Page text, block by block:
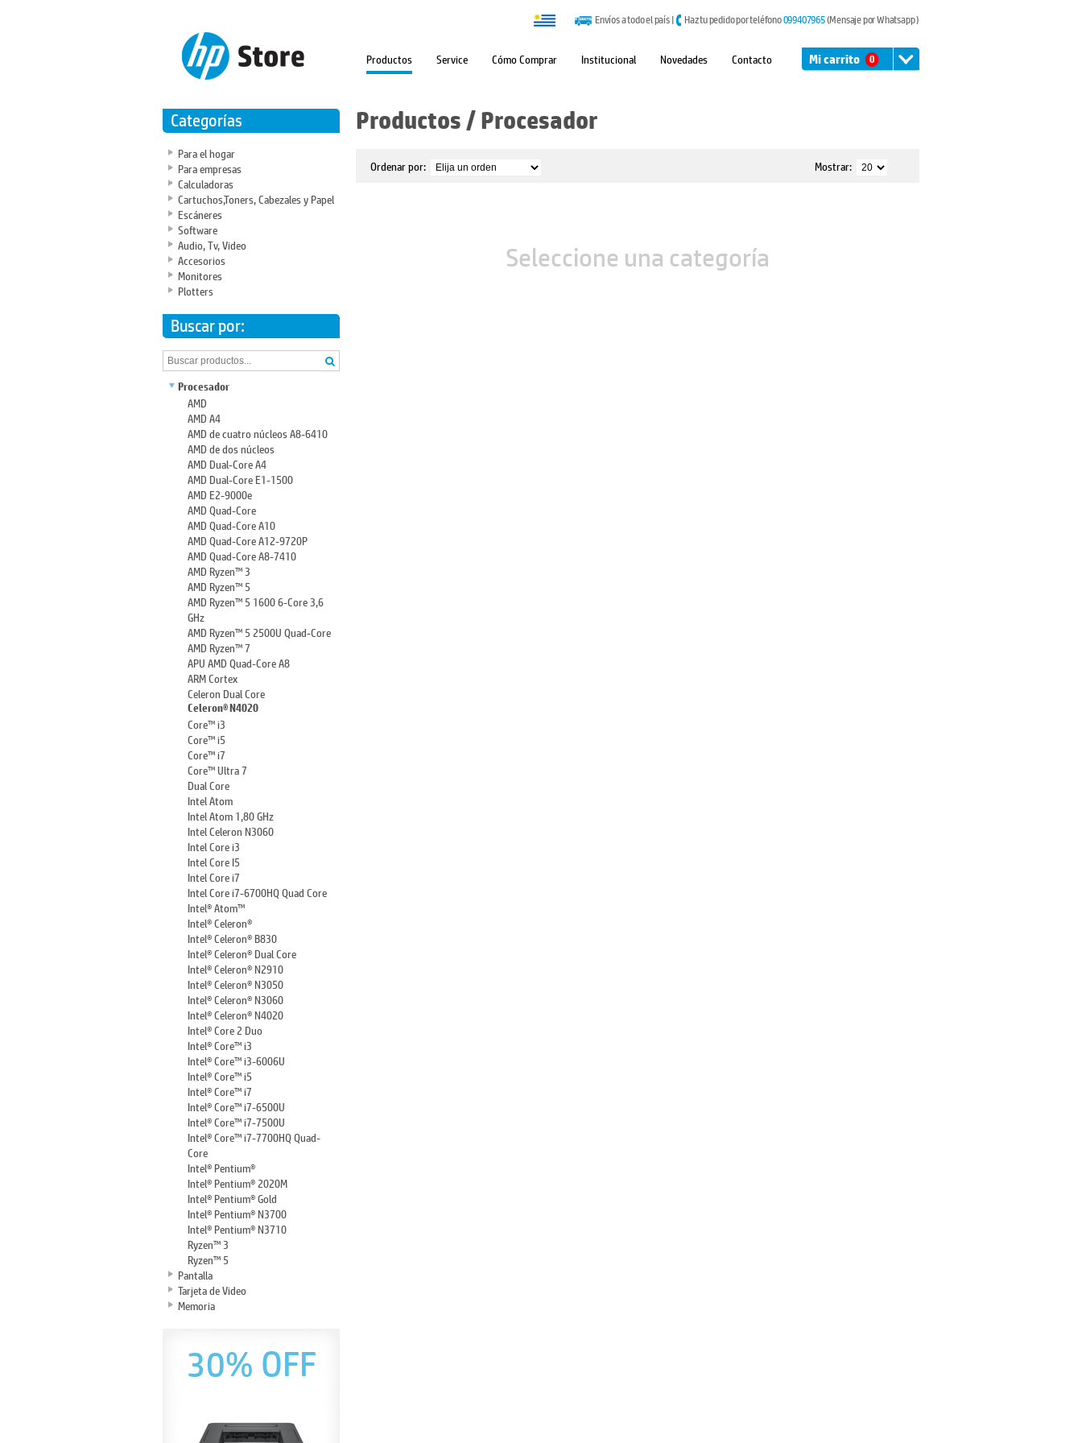
Envíos a todo el país| Haz tu pedido por teléfono099407965(Mensaje por Whatsapp )
Productos Service Cómo Comprar Institucional Novedades Contacto Mi carrito 0
Categorías
Para el hogar
Para empresas
Calculadoras
Cartuchos,Toners, Cabezales y Papel
Escáneres
Software
Audio, Tv, Video
Accesorios
Monitores
Plotters
Buscar por:
Procesador
AMD
AMD A4
AMD de cuatro núcleos A8-6410
AMD de dos núcleos
AMD Dual-Core A4
AMD Dual-Core E1-1500
AMD E2-9000e
AMD Quad-Core
AMD Quad-Core A10
AMD Quad-Core A12-9720P
AMD Quad-Core A8-7410
AMD Ryzen™ 3
AMD Ryzen™ 5
AMD Ryzen™ 5 1600 6-Core 3,6
GHz
AMD Ryzen™ 5 2500U Quad-Core
AMD Ryzen™ 7
APU AMD Quad-Core A8
ARM Cortex
Celeron Dual Core
Celeron® N4020
Core™ i3
Core™ i5
Core™ i7
Core™ Ultra 7
Dual Core
Intel Atom
Intel Atom 1,80 GHz
Intel Celeron N3060
Intel Core i3
Intel Core I5
Intel Core i7
Intel Core i7-6700HQ Quad Core
Intel® Atom™
Intel® Celeron®
Intel® Celeron® B830
Intel® Celeron® Dual Core
Intel® Celeron® N2910
Intel® Celeron® N3050
Intel® Celeron® N3060
Intel® Celeron® N4020
Intel® Core 2 Duo
Intel® Core™ i3
Intel® Core™ i3-6006U
Intel® Core™ i5
Intel® Core™ i7
Intel® Core™ i7-6500U
Intel® Core™ i7-7500U
Intel® Core™ i7-7700HQ Quad-
Core
Intel® Pentium®
Intel® Pentium® 2020M
Intel® Pentium® Gold
Intel® Pentium® N3700
Intel® Pentium® N3710
Ryzen™ 3
Ryzen™ 5
Pantalla
Tarjeta de Video
Memoria
30% OFF
Productos/Procesador
Mostrar:
Ordenar por:
Seleccione una categoría